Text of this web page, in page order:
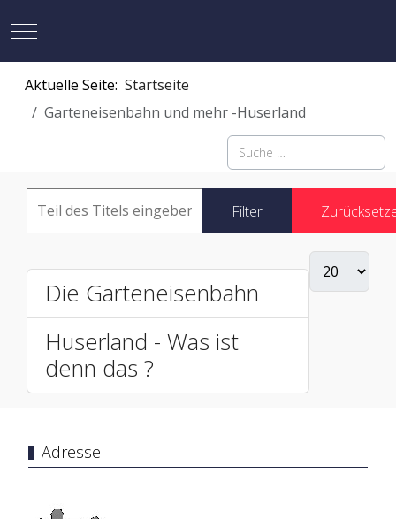
Mobile Menu Toggle
Aktuelle Seite: Startseite
Garteneisenbahn und mehr -Huserland
Suchen
Filter
Die Garteneisenbahn
Huserland - Was ist
denn das ?
Adresse